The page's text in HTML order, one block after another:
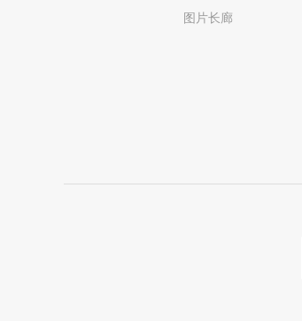
图片长廊